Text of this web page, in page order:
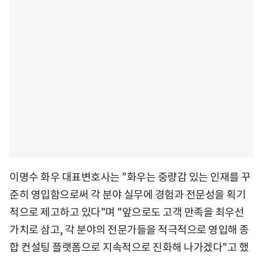
이명수 화우 대표변호사는 "화우는 중량감 있는 인재를 꾸
준히 영입함으로써 각 분야 실무에 경험과 전문성을 획기
적으로 제고하고 있다"며 "앞으로도 고객 만족을 최우선
가치로 삼고, 각 분야의 전문가들을 적극적으로 영입해 종
합 컨설팅 플랫폼으로 지속적으로 진화해 나가겠다"고 했